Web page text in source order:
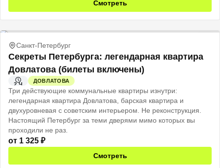
Смотреть
Санкт-Петербург
Секреты Петербурга: легендарная квартира
Довлатова (билеты включены)
2 Ч
ДОВЛАТОВА
Три действующие коммунальные квартиры изнутри:
легендарная квартира Довлатова, барская квартира и
двухуровневая с советским интерьером. Не реконструкция.
Настоящий Петербург за теми дверями мимо которых вы
проходили не раз.
от 1 325 ₽
Смотреть